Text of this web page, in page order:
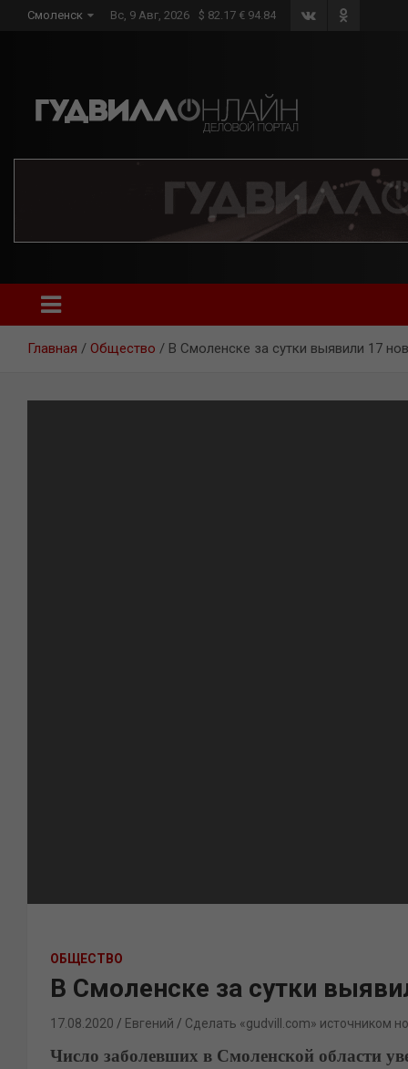
Смоленск Вс, 9 Авг, 2026 $ 82.17 € 94.84
Главная Общество В Смоленске за сутки выявили 17
ОБЩЕСТВО
В Смоленске за сутки
17.08.2020 Евгений Сделать «gudvill.com» источником
Число заболевших в Смоленской области